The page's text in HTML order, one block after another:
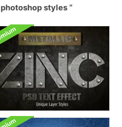
photoshop styles